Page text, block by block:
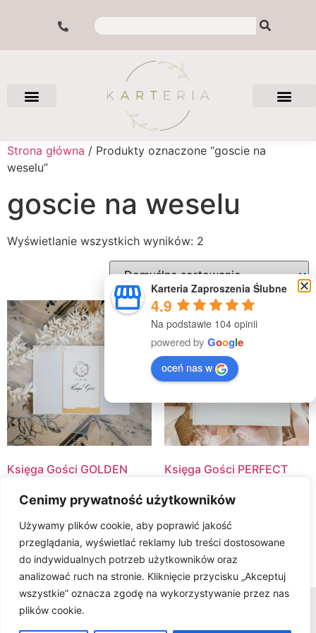
Cenimy prywatność użytkowników
Używamy plików cookie, aby poprawić jakość
przeglądania, wyświetlać reklamy lub treści dostosowane
do indywidualnych potrzeb użytkowników oraz
analizować ruch na stronie. Kliknięcie przycisku „Akceptuj
wszystkie” oznacza zgodę na wykorzystywanie przez nas
plików cookie.
Strona główna / Produkty oznaczone “goscie na
weselu”
goscie na weselu
Wyświetlanie wszystkich wyników: 2
Księga Gości GOLDEN
100.00zł
Select Options
Księga Gości PERFECT
100.00zł
Select Options
Wszelkie prawa zastrzeżone © www.karteria.pl
Karteria Zaproszenia Ślubne
4.9
Na podstawie 104 opinii
powered by Google
oceń nas w